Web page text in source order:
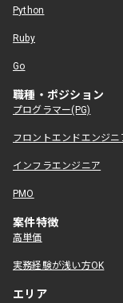
Python
Ruby
Go
職種・ポジション
プログラマー(PG)
フロントエンドエンジニ
インフラエンジニア
PMO
案件特徴
高単価
実務経験が浅い方OK
エリア